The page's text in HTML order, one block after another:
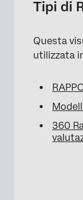
Tipi di
Questa
utilizzata
360